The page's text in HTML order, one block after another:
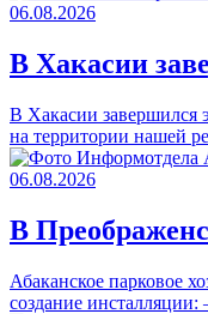
06.08.2026
В Хакасии
В Хакасии завершился
на территории нашей
06.08.2026
В
Абаканское парковое
создание